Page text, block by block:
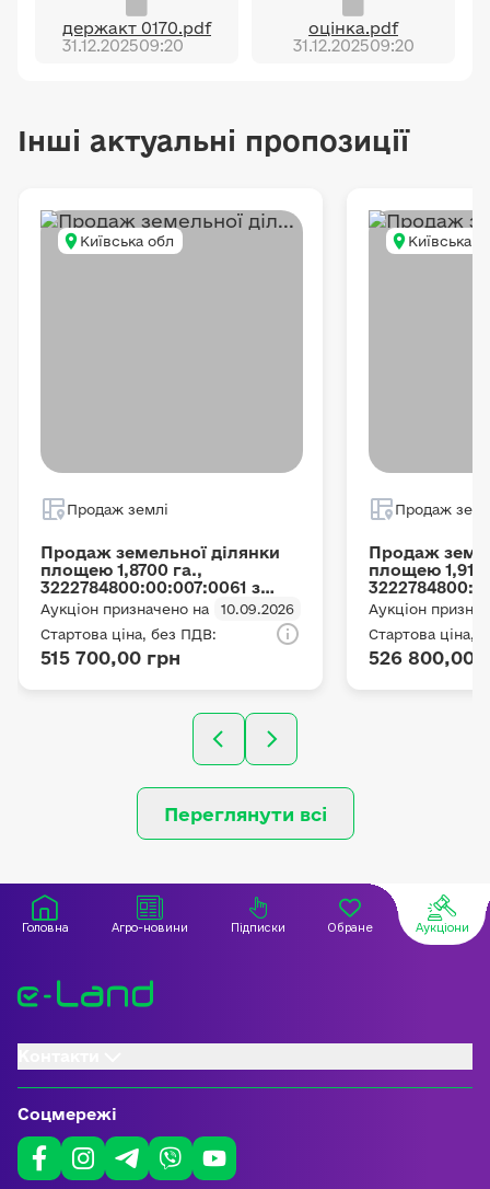
держакт 0170.pdf
31.12.202509:20
оцінка.pdf
31.12.202509:20
Інші актуальні пропозиції
Київська обл
Продаж землі
Продаж земельної ділянки
площею 1,8700 га.,
3222784800:00:007:0061 з
цільовим призначенням ОСГ,
що розташована за адресою:
с. Мотижин, Мотижинська с/
р, Бучанський район
Київська область
Аукціон призначено на
10.09.2026
Стартова ціна, без ПДВ:
515 700,00 грн
Київська
Продаж
Продаж
площею 1,91
цільовим
що
с. Мотижин,
р,
Київська
Аукціон
Стартова ціна,
526 800,00
Переглянути всі
Головна Агро-новини Підписки Обране Аукціони
Соцмережі